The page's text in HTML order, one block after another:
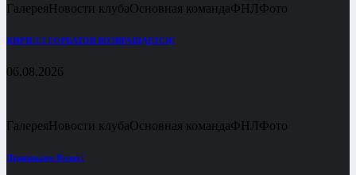
ГалереяНовости клубаОсновная командаФНЛФото
КИРИЛЛ ГОРБАТОВ ВОЗВРАЩАЕТСЯ!
06.08.2026
ГалереяНовости клубаОсновная командаФНЛФото
Принимаем Волну!